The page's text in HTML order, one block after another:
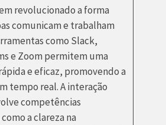
revolucionado a forma
comunicam e trabalham
como Slack,
e Zoom permitem uma
e eficaz, promovendo a
tempo real. A interação
competências
a clareza na